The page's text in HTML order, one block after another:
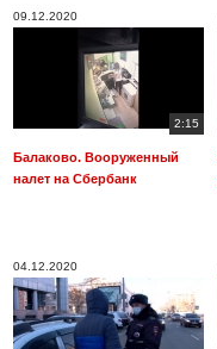
09.12.2020
2:15
Балаково. Вооруженный
налет на Сбербанк
04.12.2020